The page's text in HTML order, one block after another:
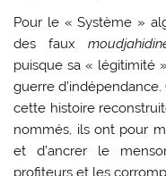
Pour le « Système »
des faux
puisque sa « légitimité
guerre
cette histoire
nommés, ils ont pour
et d’ancrer le
profiteurs et les